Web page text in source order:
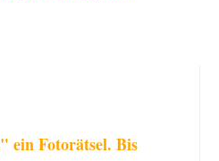
ein Fotorätsel. Bis